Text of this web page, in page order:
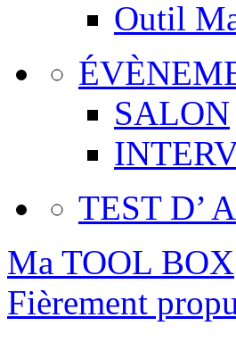
Outil
SALON
TEST D’
Ma TOOL BOX
Fièrement